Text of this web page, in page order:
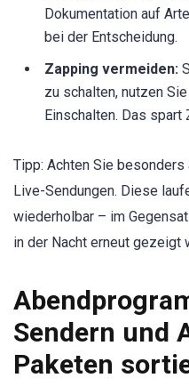
Dokumentation auf
bei der Entscheidung.
Zapping vermeiden:
zu schalten, nutzen
Einschalten. Das spart
Tipp: Achten Sie
Live-Sendungen. Diese
wiederholbar – im
in der Nacht erneut gezeigt
Sendern und
Paketen